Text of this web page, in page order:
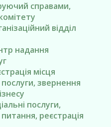
справами,
відділ
надання
місця
звернення
послуги,
реєстрація